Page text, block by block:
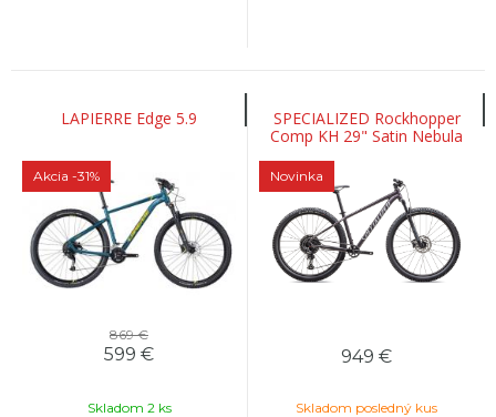
LAPIERRE Edge 5.9
Akcia -31%
869 €
599 €
Skladom 2 ks
SPECIALIZED Rockhopper
Comp KH 29" Satin Nebula
Metallic / Dolomite Metallic
Novinka
949 €
Skladom posledný kus